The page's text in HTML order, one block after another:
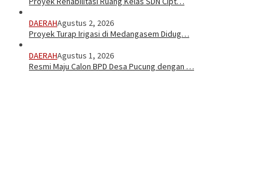
DAERAHAgustus 2, 2026
Proyek Turap Irigasi di Medangasem Didug…
DAERAHAgustus 1, 2026
Resmi Maju Calon BPD Desa Pucung dengan …